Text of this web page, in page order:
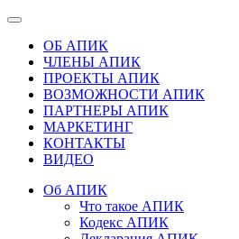
ОБ АПИК
ЧЛЕНЫ АПИК
ПРОЕКТЫ АПИК
ВОЗМОЖНОСТИ АПИК
ПАРТНЕРЫ АПИК
МАРКЕТИНГ
КОНТАКТЫ
ВИДЕО
Об АПИК
Что такое АПИК
Кодекс АПИК